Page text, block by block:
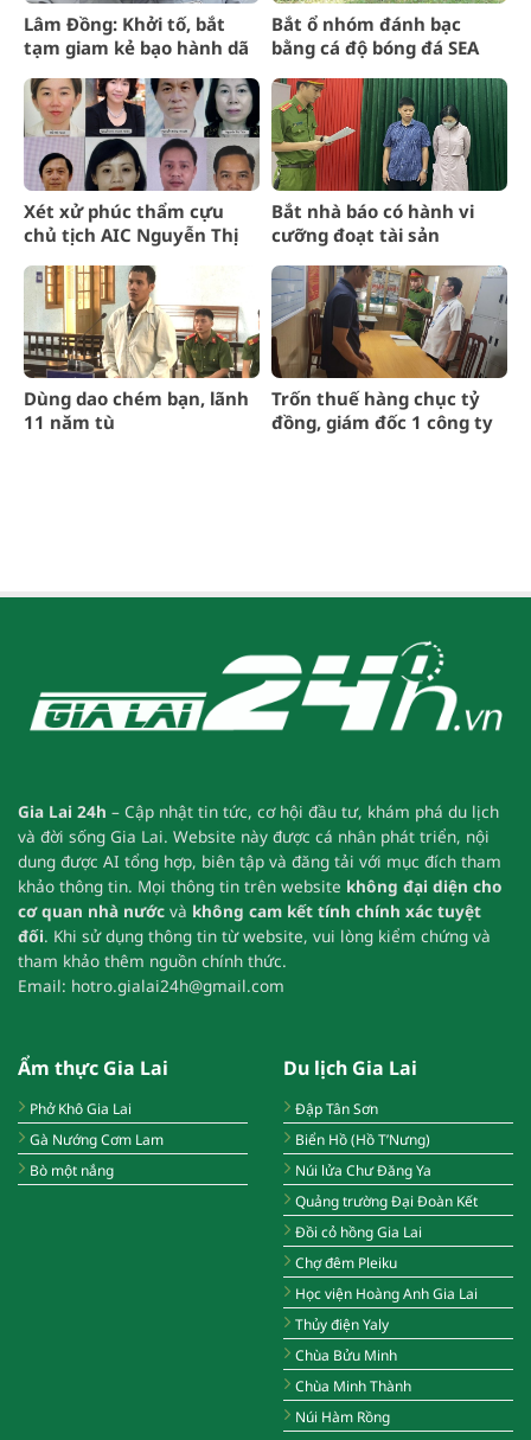
Lâm Đồng: Khởi tố, bắt
tạm giam kẻ bạo hành dã
Bắt ổ nhóm đánh bạc
bằng cá độ bóng đá SEA
đồng
Xét xử phúc thẩm cựu
chủ tịch AIC Nguyễn Thị
Bắt nhà báo có hành vi
cưỡng đoạt tài sản
Dùng dao chém bạn, lãnh
11 năm tù
Trốn thuế hàng chục tỷ
đồng, giám đốc 1 công ty
Gia Lai 24h – Cập nhật tin tức, cơ hội đầu tư, khám phá du lịch
và đời sống Gia Lai. Website này được cá nhân phát triển, nội
dung được AI tổng hợp, biên tập và đăng tải với mục đích tham
khảo thông tin. Mọi thông tin trên website không đại diện cho
cơ quan nhà nước và không cam kết tính chính xác tuyệt
đối. Khi sử dụng thông tin từ website, vui lòng kiểm chứng và
tham khảo thêm nguồn chính thức.
Email: hotro.gialai24h@gmail.com
Ẩm thực Gia Lai
Phở Khô Gia Lai
Gà Nướng Cơm Lam
Bò một nắng
Du lịch Gia Lai
Đập Tân Sơn
Biển Hồ (Hồ T’Nưng)
Núi lửa Chư Đăng Ya
Quảng trường Đại Đoàn Kết
Đồi cỏ hồng Gia Lai
Chợ đêm Pleiku
Học viện Hoàng Anh Gia Lai
Thủy điện Yaly
Chùa Bửu Minh
Chùa Minh Thành
Núi Hàm Rồng